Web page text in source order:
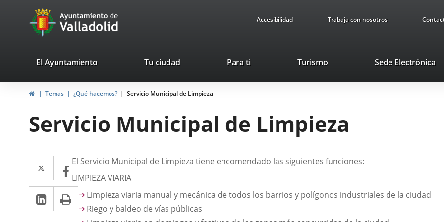
Portal
Web
Ayuntamiento
de
Accesibilidad Trabaja con nosotros
valladolid.es
El Ayuntamiento Tu ciudad Para ti TurismoThis
will
pop-
Sede Electrónica
HomeTemas ¿Qué hacemos? Servicio Municipal de Limpieza
Servicio Municipal de Limpieza
Twitter
Enlace
a
una
aplicación
Facebook
Enlace
a
una
aplicación
Linkedin
Enlace
a
Print
Descripción
El Servicio Municipal de Limpieza tiene encomendado las siguientes funciones:
LIMPIEZA VIARIA
Limpieza viaria manual y mecánica de todos los barrios y polígonos industriales de la ciudad
Riego y baldeo de vías públicas